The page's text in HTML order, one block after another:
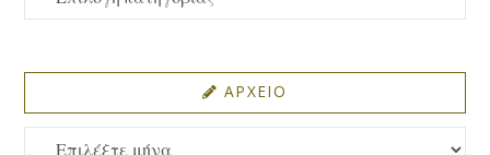
ΑΡΧΕΙΟ
ΑΡΧΕΙΟ